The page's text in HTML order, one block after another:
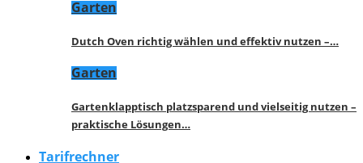
Garten
Dutch Oven richtig wählen und effektiv nutzen –…
Garten
Gartenklapptisch platzsparend und vielseitig nutzen –
praktische Lösungen…
Tarifrechner